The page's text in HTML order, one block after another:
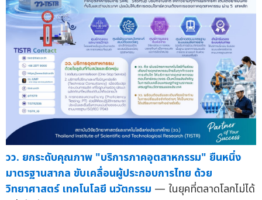
วว. ยกระดับคุณภาพ "บริการภาคอุตสาหกรรม" ยืนหนึ่ง
มาตรฐานสากล ขับเคลื่อนผู้ประกอบการไทย ด้วย
วิทยาศาสตร์ เทคโนโลยี นวัตกรรม — ในยุคที่ตลาดโลกไม่ได้